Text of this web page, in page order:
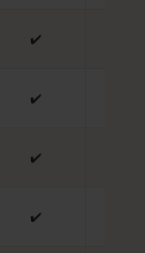
✔️
✔️
✔️
✔️